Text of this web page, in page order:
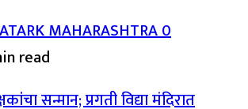
MAHARASHTRA0
read